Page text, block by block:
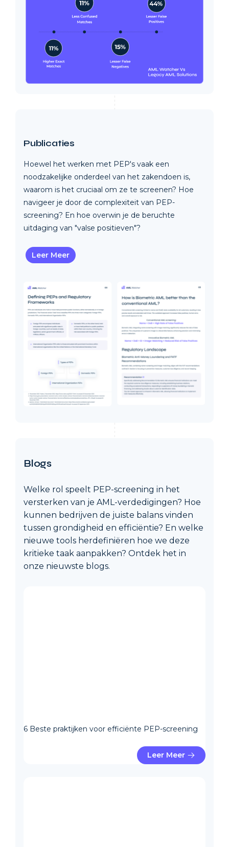
Publicaties
Hoewel het werken met PEP's vaak een
noodzakelijke onderdeel van het zakendoen is,
waarom is het cruciaal om ze te screenen? Hoe
navigeer je door de complexiteit van PEP-
screening? En hoe overwin je de beruchte
uitdaging van "valse positieven"?
Leer Meer
Blogs
Welke rol speelt PEP-screening in het
versterken van je AML-verdedigingen? Hoe
kunnen bedrijven de juiste balans vinden
tussen grondigheid en efficiëntie? En welke
nieuwe tools herdefiniëren hoe we deze
kritieke taak aanpakken? Ontdek het in
onze nieuwste blogs.
6 Beste praktijken voor efficiënte PEP-screening
Leer Meer